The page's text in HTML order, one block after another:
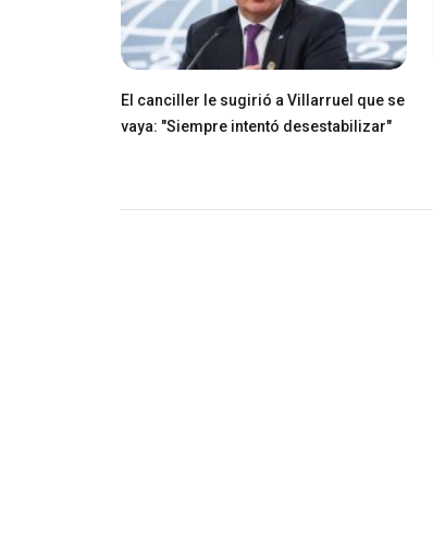
El canciller le sugirió a Villarruel que se
vaya: "Siempre intentó desestabilizar"